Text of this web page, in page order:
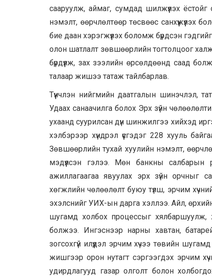
сааруулж, аймаг, сумдад шилжүүлэх
нэмэлт, өөрчлөлтөөр төсвөөс санхүүжүүлэх
бие даан хэрэгжүүлэх боломж бүрдсэн
олон шатлалт зөвшөөрлийн тогтолцоог
бүрдүүлж, зах зээлийн өрсөлдөөнд саад
талаар жишээ татаж тайлбарлав.
Түүнчлэн нийгмийн даатгалын шинэчлэл,
Удаах санаачилга болох Эрх зүйн
ухаанд суурилсан дүн шинжилгээ хийхэд
хэлбэрээр хүндрэл үүсгэдэг 228 хууль
Зөвшөөрлийн тухай хуулийн нэмэлт,
мэдүүлсэн гэлээ. Мөн банкны
ажиллагаагаа явуулах эрх зүйн орчныг
хөгжлийн чөлөөлөлт буюу түлш, эрчим
эхэлснийг УИХ-ын дарга хэллээ. Айл, өрхийн
шугамд холбох процессыг
болжээ. Ингэснээр нарны хавтан,
зогсохгүй илүүдэл эрчим хүчээ төвийн
жишгээр орон нутагт сэргээгдэх эрчим
удирдлагууд газар олголт болон